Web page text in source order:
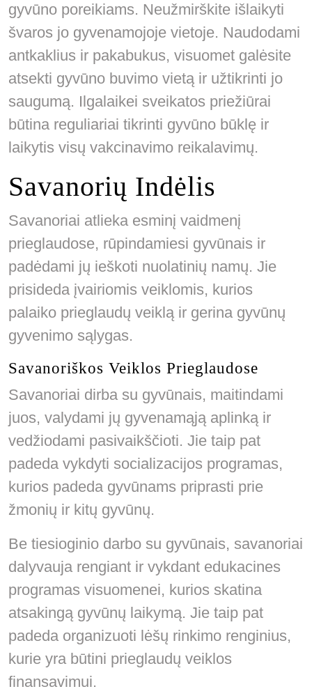
gyvūno poreikiams. Neužmirškite išlaikyti
švaros jo gyvenamojoje vietoje. Naudodami
antkaklius ir pakabukus, visuomet galėsite
atsekti gyvūno buvimo vietą ir užtikrinti jo
saugumą. Ilgalaikei sveikatos priežiūrai
būtina reguliariai tikrinti gyvūno būklę ir
laikytis visų vakcinavimo reikalavimų.
Savanorių Indėlis
Savanoriai atlieka esminį vaidmenį
prieglaudose, rūpindamiesi gyvūnais ir
padėdami jų ieškoti nuolatinių namų. Jie
prisideda įvairiomis veiklomis, kurios
palaiko prieglaudų veiklą ir gerina gyvūnų
gyvenimo sąlygas.
Savanoriškos Veiklos Prieglaudose
Savanoriai dirba su gyvūnais, maitindami
juos, valydami jų gyvenamąją aplinką ir
vedžiodami pasivaikščioti. Jie taip pat
padeda vykdyti socializacijos programas,
kurios padeda gyvūnams priprasti prie
žmonių ir kitų gyvūnų.
Be tiesioginio darbo su gyvūnais, savanoriai
dalyvauja rengiant ir vykdant edukacines
programas visuomenei, kurios skatina
atsakingą gyvūnų laikymą. Jie taip pat
padeda organizuoti lėšų rinkimo renginius,
kurie yra būtini prieglaudų veiklos
finansavimui.